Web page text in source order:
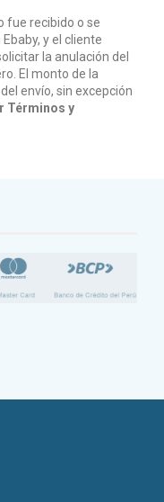
fue recibido o se
y el cliente
la anulación del
El monto de la
envío, sin excepción
Términos y